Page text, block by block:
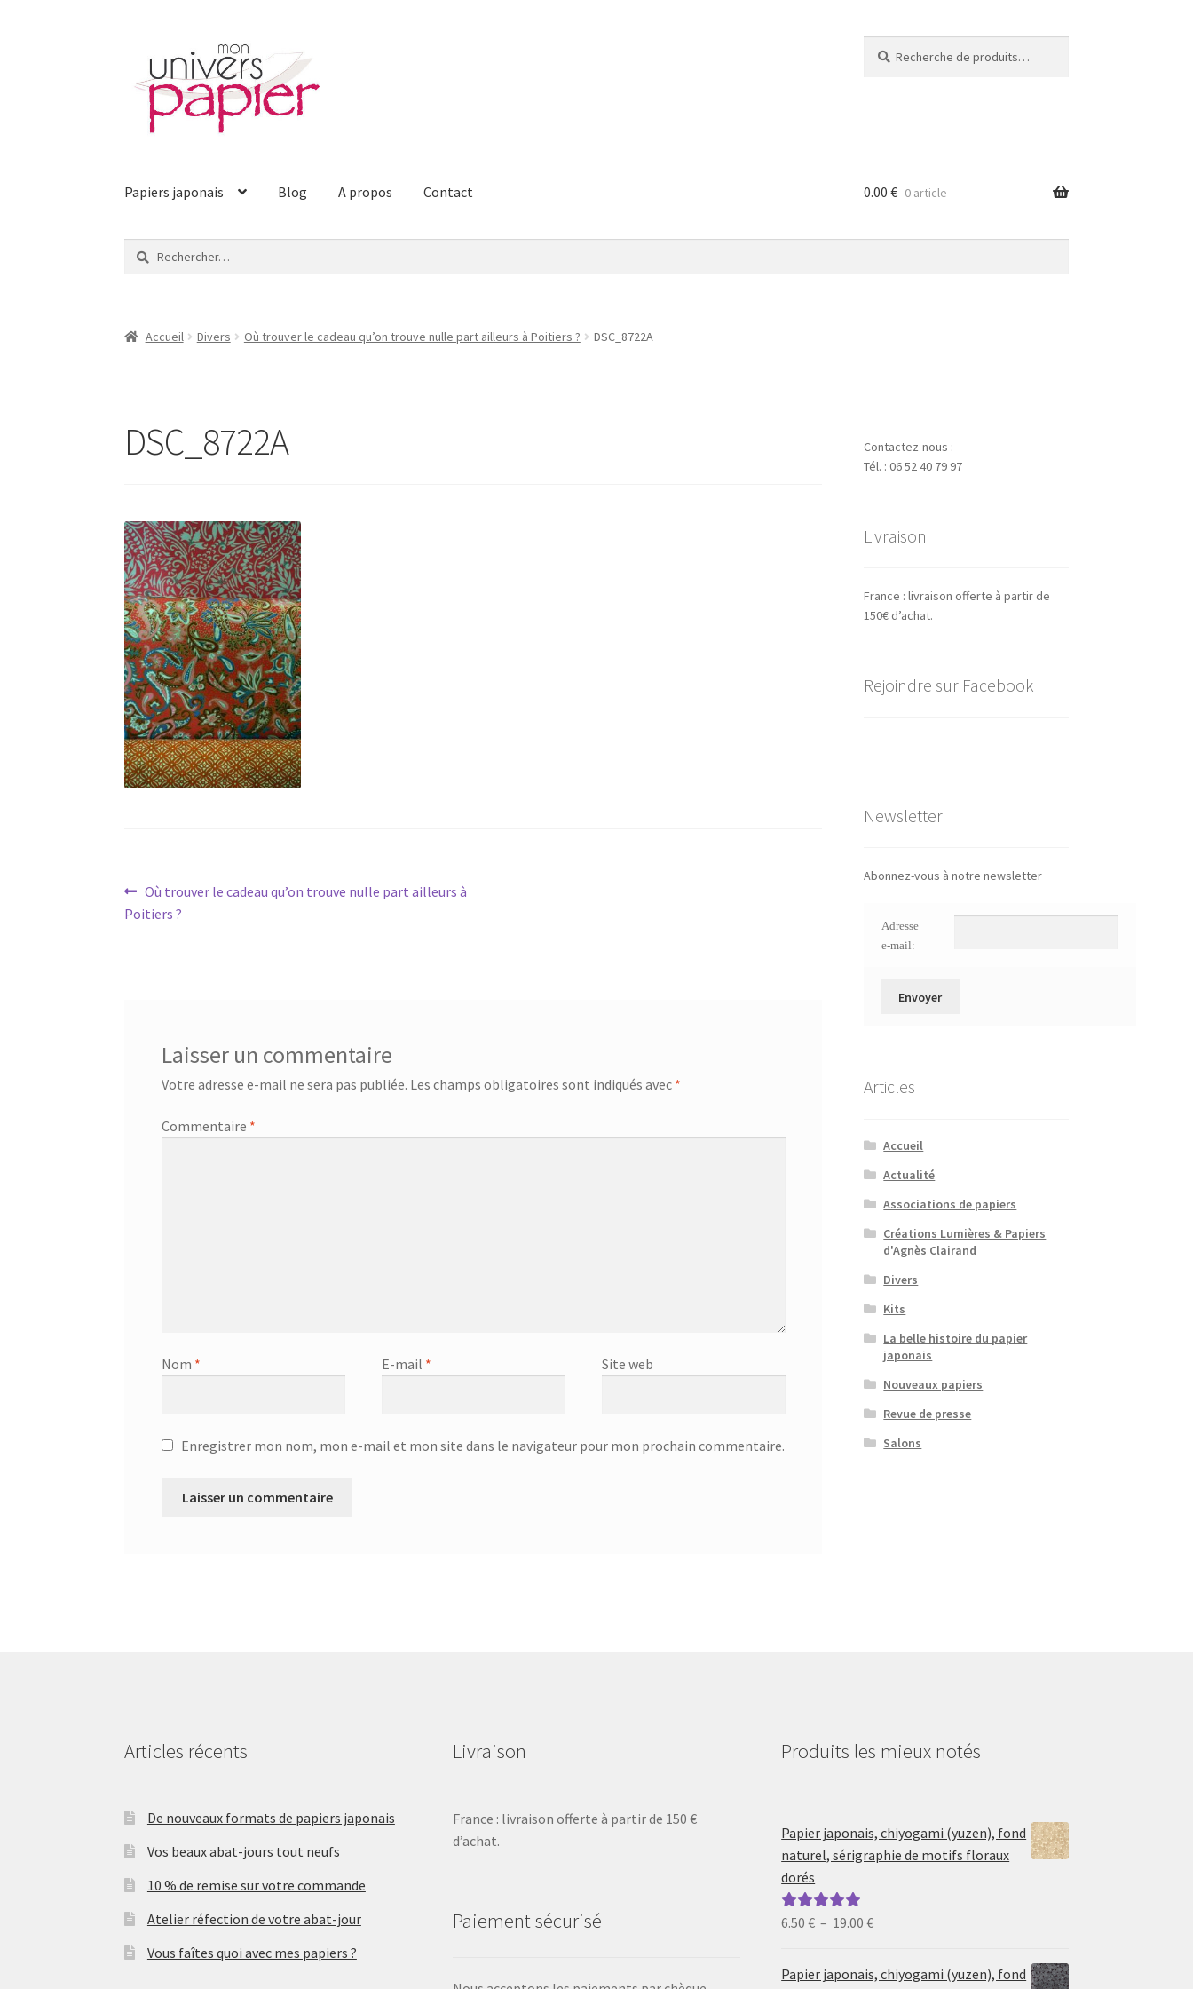
la
navigation
contenu
pour :
Papiers japonais Blog A propos Contact 0.00 € 0 article
Rechercher :
Accueil Divers Où trouver le cadeau qu’on trouve nulle part ailleurs à Poitiers ? DSC_8722A
DSC_8722A
Navigation
de
Article
précédent :
Où trouver le cadeau qu’on trouve nulle part ailleurs à
Poitiers ?
Laisser un commentaire
Votre adresse e-mail ne sera pas publiée. Les champs obligatoires sont indiqués avec *
Commentaire *
Nom * E-mail * Site web
Enregistrer mon nom, mon e-mail et mon site dans le navigateur pour mon prochain commentaire.
Contactez-nous :
Tél. : 06 52 40 79 97
Livraison
France : livraison offerte à partir de
150€ d’achat.
Rejoindre sur Facebook
Newsletter
Abonnez-vous à notre newsletter
Adresse
e-mail:
Articles
Accueil
Actualité
Associations de papiers
Créations Lumières & Papiers
d'Agnès Clairand
Divers
Kits
La belle histoire du papier
japonais
Nouveaux papiers
Revue de presse
Salons
Articles récents
De nouveaux formats de papiers japonais
Vos beaux abat-jours tout neufs
10 % de remise sur votre commande
Atelier réfection de votre abat-jour
Vous faîtes quoi avec mes papiers ?
Livraison
France : livraison offerte à partir de 150 €
d’achat.
Paiement sécurisé
Produits les mieux notés
Papier japonais, chiyogami (yuzen), fond
naturel, sérigraphie de motifs floraux
dorés
Note5.00sur
6.50€ – 19.00€Plage
prix :
Papier japonais, chiyogami (yuzen), fond